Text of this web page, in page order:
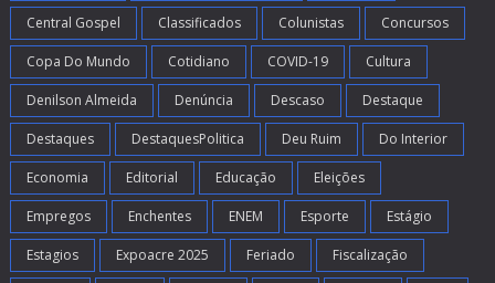
Central Gospel Classificados Colunistas Concursos
Copa Do Mundo Cotidiano COVID-19 Cultura
Denilson Almeida Denúncia Descaso Destaque
Destaques DestaquesPolitica Deu Ruim Do Interior
Economia Editorial Educação Eleições
Empregos Enchentes ENEM Esporte Estágio
Estagios Expoacre 2025 Feriado Fiscalização